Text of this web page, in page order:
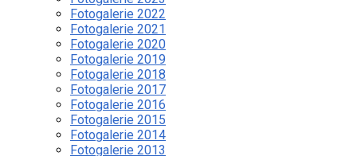
sportovních
aktivitách
Fotogalerie 2022
Fotogalerie 2021
Fotogalerie 2020
Fotogalerie 2019
Fotogalerie 2018
Fotogalerie 2017
Fotogalerie 2016
Fotogalerie 2015
Fotogalerie 2014
Fotogalerie 2013